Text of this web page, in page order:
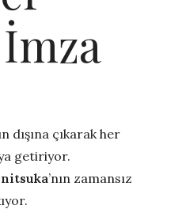
dışına çıkarak her
getiriyor.
’nın zamansız